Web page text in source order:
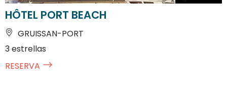
HÔTEL PORT BEACH
GRUISSAN-PORT
3 estrellas
RESERVA